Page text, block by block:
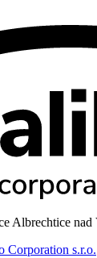
Albrechtice
Corporation s.r.o.